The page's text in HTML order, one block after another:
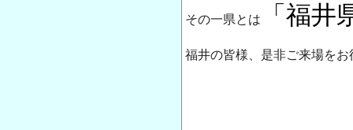
その一県とは 「福井
福井の皆様、是非ご来場をお